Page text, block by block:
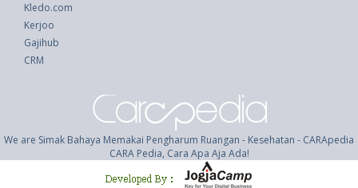
Kledo.com
Kerjoo
Gajihub
CRM
We are Simak Bahaya Memakai Pengharum Ruangan - Kesehatan - CARApedia
CARA Pedia, Cara Apa Aja Ada!